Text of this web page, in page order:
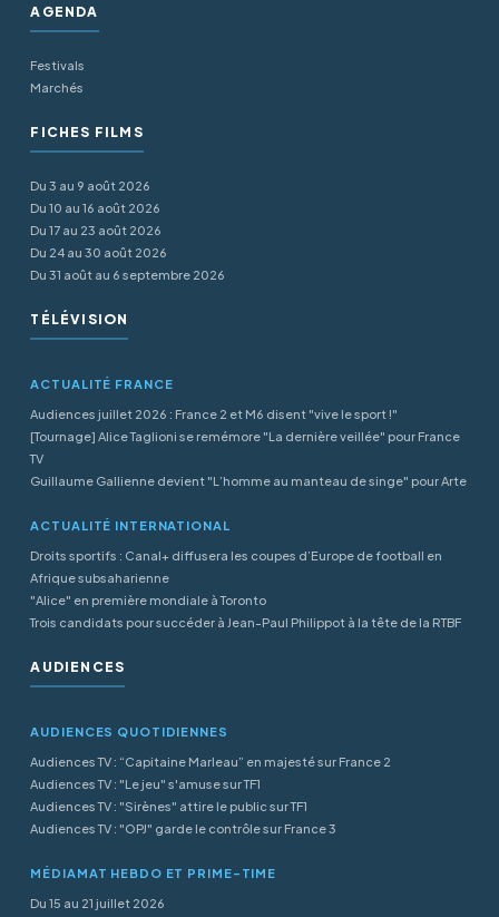
AGENDA
Festivals
Marchés
FICHES FILMS
Du 3 au 9 août 2026
Du 10 au 16 août 2026
Du 17 au 23 août 2026
Du 24 au 30 août 2026
Du 31 août au 6 septembre 2026
TÉLÉVISION
ACTUALITÉ FRANCE
Audiences juillet 2026 : France 2 et M6 disent "vive le sport !"
[Tournage] Alice Taglioni se remémore "La dernière veillée" pour France
TV
Guillaume Gallienne devient "L’homme au manteau de singe" pour Arte
ACTUALITÉ INTERNATIONAL
Droits sportifs : Canal+ diffusera les coupes d’Europe de football en
Afrique subsaharienne
"Alice" en première mondiale à Toronto
Trois candidats pour succéder à Jean-Paul Philippot à la tête de la RTBF
AUDIENCES
AUDIENCES QUOTIDIENNES
Audiences TV : “Capitaine Marleau” en majesté sur France 2
Audiences TV : "Le jeu" s'amuse sur TF1
Audiences TV : "Sirènes" attire le public sur TF1
Audiences TV : "OPJ" garde le contrôle sur France 3
MÉDIAMAT HEBDO ET PRIME-TIME
Du 15 au 21 juillet 2026